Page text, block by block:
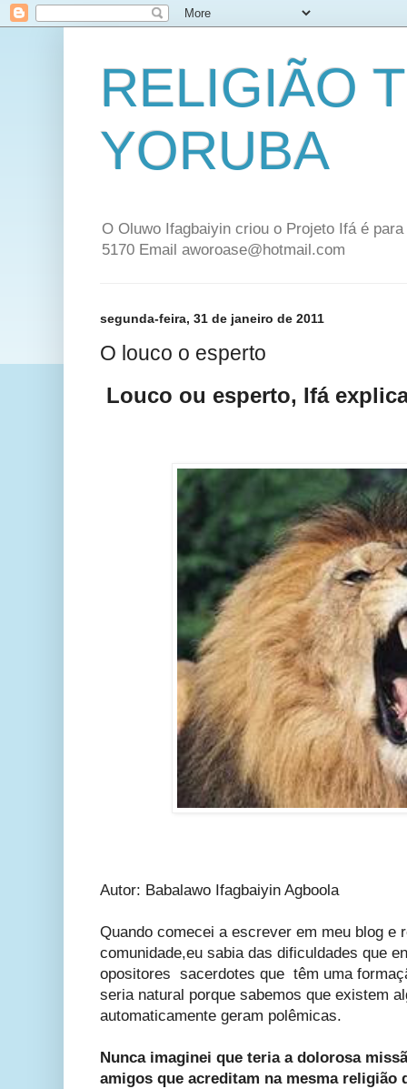
RELIGIÃO
YORUBA
O Oluwo Ifagbaiyin criou o Projeto Ifá é
5170 Email aworoase@hotmail.com
segunda-feira, 31 de janeiro de 2011
O louco o esperto
Louco ou esperto, Ifá
Autor: Babalawo Ifagbaiyin Agboola
Quando comecei a escrever em meu blog e
comunidade,eu sabia das dificuldades que
opositores sacerdotes que têm uma
seria natural porque sabemos que existem
automaticamente geram polêmicas.
Nunca imaginei que teria a dolorosa
amigos que acreditam na mesma religião